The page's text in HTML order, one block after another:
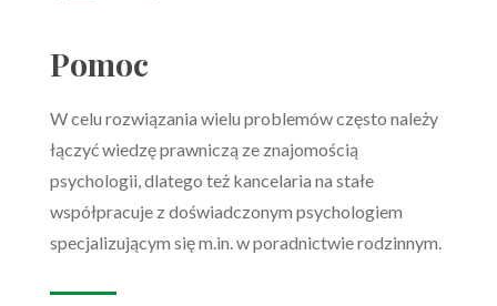
Pomoc
W celu rozwiązania wielu problemów często należy
łączyć wiedzę prawniczą ze znajomością
psychologii, dlatego też kancelaria na stałe
współpracuje z doświadczonym psychologiem
specjalizującym się m.in. w poradnictwie rodzinnym.